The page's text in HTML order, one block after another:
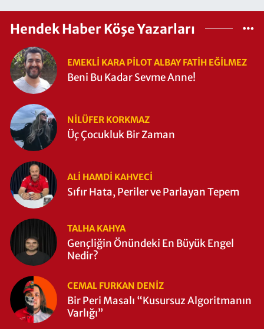
Hendek Haber Köşe Yazarları
EMEKLI KARA PILOT ALBAY FATIH EĞİLMEZ
Beni Bu Kadar Sevme Anne!
NILÜFER KORKMAZ
Üç Çocukluk Bir Zaman
ALI HAMDI KAHVECİ
Sıfır Hata, Periler ve Parlayan Tepem
TALHA KAHYA
Gençliğin Önündeki En Büyük Engel
Nedir?
CEMAL FURKAN DENİZ
Bir Peri Masalı “Kusursuz Algoritmanın
Varlığı”